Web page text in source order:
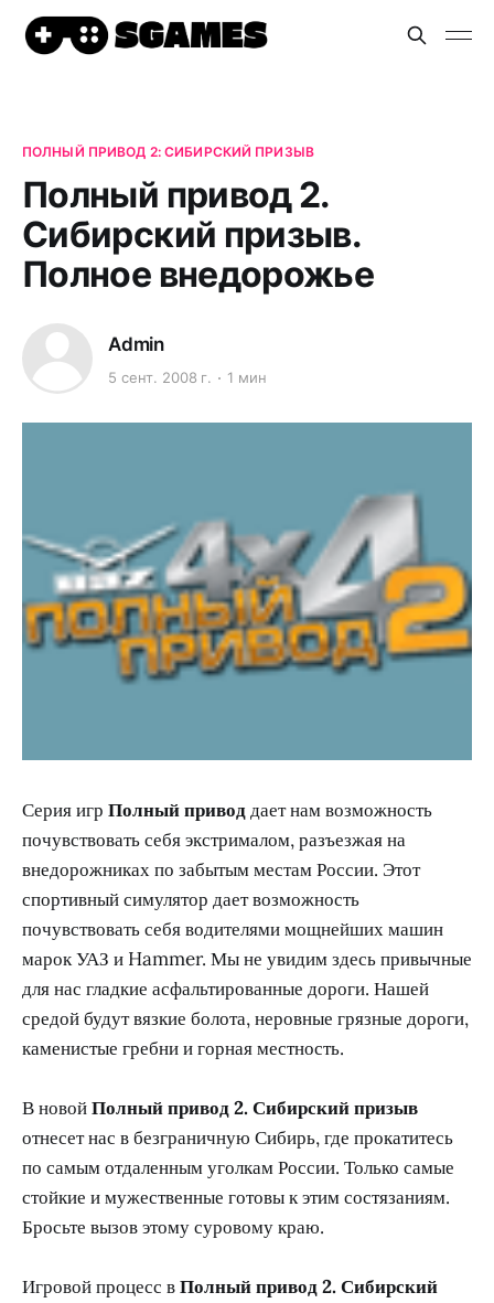
ПОЛНЫЙ ПРИВОД 2: СИБИРСКИЙ ПРИЗЫВ
Полный привод 2.
Сибирский призыв.
Полное внедорожье
Admin
5 сент. 2008 г. 1 мин
Серия игр Полный приводдает нам возможность
почувствовать себя экстрималом, разъезжая на
внедорожниках по забытым местам России. Этот
спортивный симулятор дает возможность
почувствовать себя водителями мощнейших машин
марок УАЗ и Hammer. Мы не увидим здесь привычные
для нас гладкие асфальтированные дороги. Нашей
средой будут вязкие болота, неровные грязные дороги,
каменистые гребни и горная местность.
В новойПолный привод 2. Сибирский призыв
отнесет нас в безграничную Сибирь, где прокатитесь
по самым отдаленным уголкам России. Только самые
стойкие и мужественные готовы к этим состязаниям.
Бросьте вызов этому суровому краю.
Игровой процесс вПолный привод 2. Сибирский